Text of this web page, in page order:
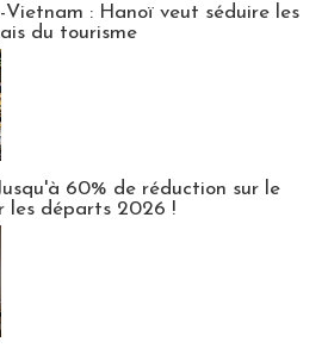
: Hanoï veut séduire les
du tourisme
60% de réduction sur le
les départs 2026 !